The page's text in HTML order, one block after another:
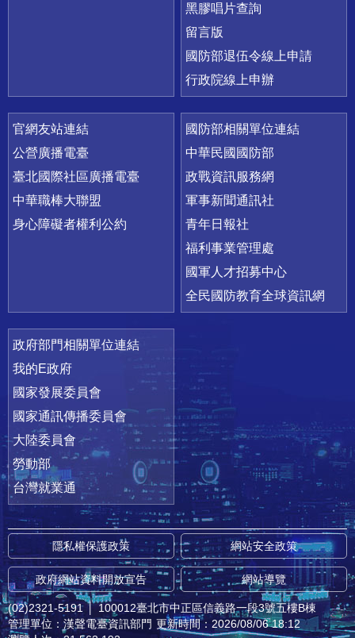
黑膠唱片查詢
留言版
國防部退伍令線上申請
行政院線上申辦
官網友站連結
公營廣播電臺
臺北國際社區廣播電臺
中華職棒大聯盟
身心障礙者權利公約
國防部相關單位連結
中華民國國防部
政戰資訊服務網
軍事新聞通訊社
青年日報社
福利事業管理處
國軍人才招募中心
全民國防教育全球資訊網
政府部門相關單位連結
我的E政府
國家發展委員會
國家通訊傳播委員會
大陸委員會
勞動部
台灣就業通
隱私權保護政策 網站安全政策
政府網站資料開放宣告 網站導覽
(02)2321-5191 │ 100012臺北市中正區信義路一段3號五樓B棟
管理單位：漢聲電臺資訊部門 更新時間：2026/08/06 18:12